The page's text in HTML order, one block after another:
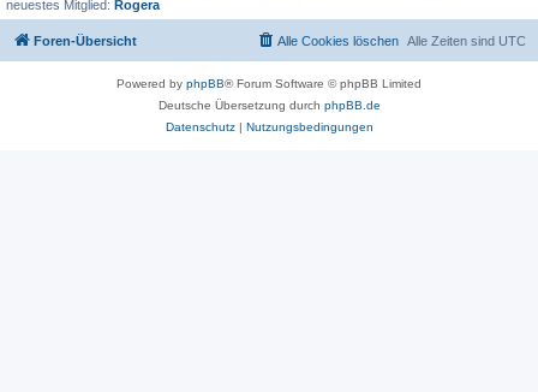
neuestes Mitglied: Rogera
Foren-Übersicht Alle Zeiten sind UTC
Alle Cookies löschen
Powered by phpBB® Forum Software © phpBB Limited
Deutsche Übersetzung durch phpBB.de
Datenschutz| Nutzungsbedingungen